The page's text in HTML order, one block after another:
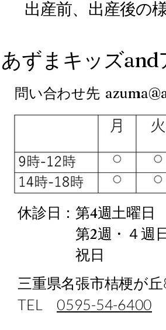
出産前、出産後の
あずまキッズand
問い合わせ先
休診日：第4週土曜日
第2週・４週日
​ 祝日
三重県名張市桔梗が
TEL 0595-54-6400